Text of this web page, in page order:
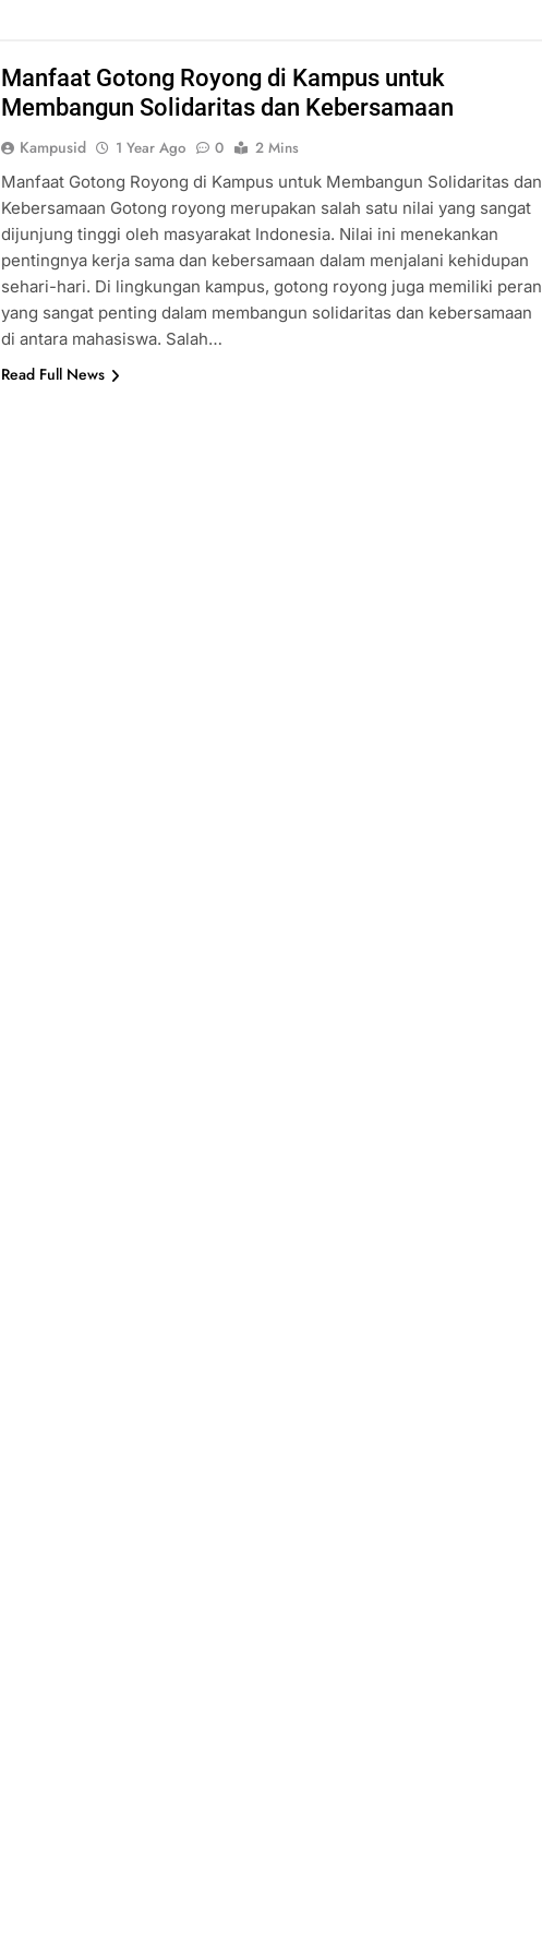
Manfaat Gotong Royong di Kampus untuk
Membangun Solidaritas dan Kebersamaan
Kampusid 1 Year Ago 0
2 Mins
Manfaat Gotong Royong di Kampus untuk Membangun Solidaritas dan
Kebersamaan Gotong royong merupakan salah satu nilai yang sangat
dijunjung tinggi oleh masyarakat Indonesia. Nilai ini menekankan
pentingnya kerja sama dan kebersamaan dalam menjalani kehidupan
sehari-hari. Di lingkungan kampus, gotong royong juga memiliki peran
yang sangat penting dalam membangun solidaritas dan kebersamaan
di antara mahasiswa. Salah…
Read Full News